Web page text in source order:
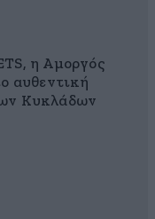
η Αμοργός
αυθεντική
Κυκλάδων